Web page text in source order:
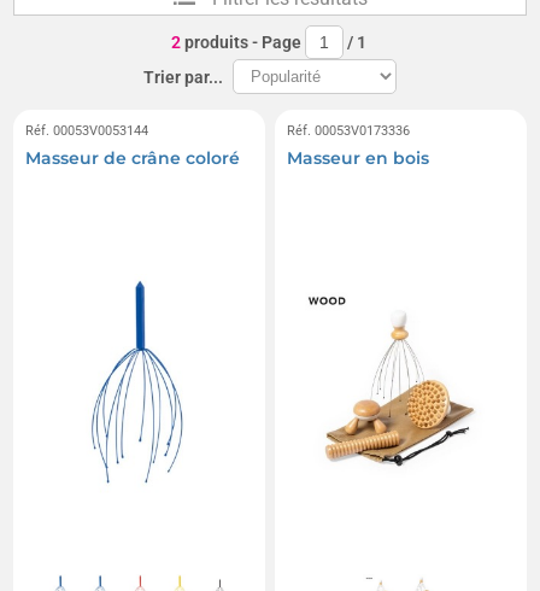
2produits- Page / 1
Trier par...
Réf. 00053V0053144
Masseur de crâne coloré
Réf. 00053V0173336
Masseur en bois